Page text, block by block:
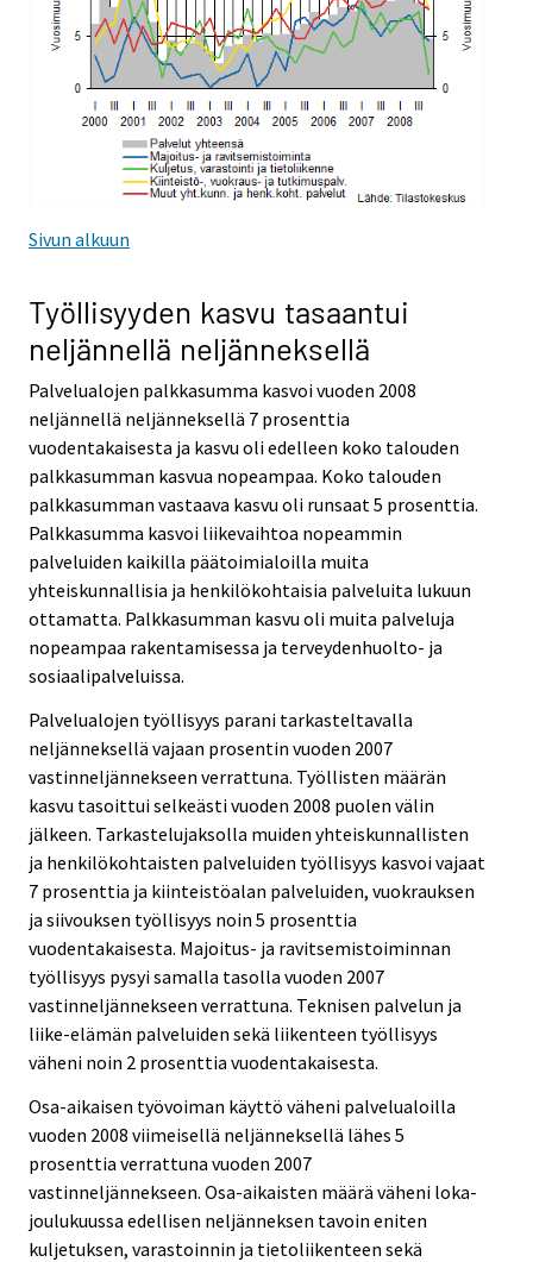
Sivun alkuun
Työllisyyden kasvu tasaantui
neljännellä neljänneksellä
Palvelualojen palkkasumma kasvoi vuoden 2008
neljännellä neljänneksellä 7 prosenttia
vuodentakaisesta ja kasvu oli edelleen koko talouden
palkkasumman kasvua nopeampaa. Koko talouden
palkkasumman vastaava kasvu oli runsaat 5 prosenttia.
Palkkasumma kasvoi liikevaihtoa nopeammin
palveluiden kaikilla päätoimialoilla muita
yhteiskunnallisia ja henkilökohtaisia palveluita lukuun
ottamatta. Palkkasumman kasvu oli muita palveluja
nopeampaa rakentamisessa ja terveydenhuolto- ja
sosiaalipalveluissa.
Palvelualojen työllisyys parani tarkasteltavalla
neljänneksellä vajaan prosentin vuoden 2007
vastinneljännekseen verrattuna. Työllisten määrän
kasvu tasoittui selkeästi vuoden 2008 puolen välin
jälkeen. Tarkastelujaksolla muiden yhteiskunnallisten
ja henkilökohtaisten palveluiden työllisyys kasvoi vajaat
7 prosenttia ja kiinteistöalan palveluiden, vuokrauksen
ja siivouksen työllisyys noin 5 prosenttia
vuodentakaisesta. Majoitus- ja ravitsemistoiminnan
työllisyys pysyi samalla tasolla vuoden 2007
vastinneljännekseen verrattuna. Teknisen palvelun ja
liike-elämän palveluiden sekä liikenteen työllisyys
väheni noin 2 prosenttia vuodentakaisesta.
Osa-aikaisen työvoiman käyttö väheni palvelualoilla
vuoden 2008 viimeisellä neljänneksellä lähes 5
prosenttia verrattuna vuoden 2007
vastinneljännekseen. Osa-aikaisten määrä väheni loka-
joulukuussa edellisen neljänneksen tavoin eniten
kuljetuksen, varastoinnin ja tietoliikenteen sekä